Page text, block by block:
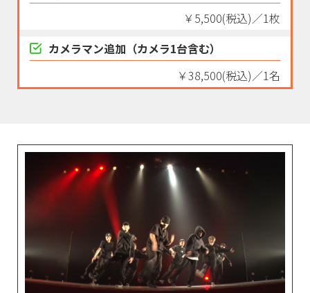
￥5,500(税込)／1枚
カメラマン追加（カメラ1台含む）
￥38,500(税込)／1名